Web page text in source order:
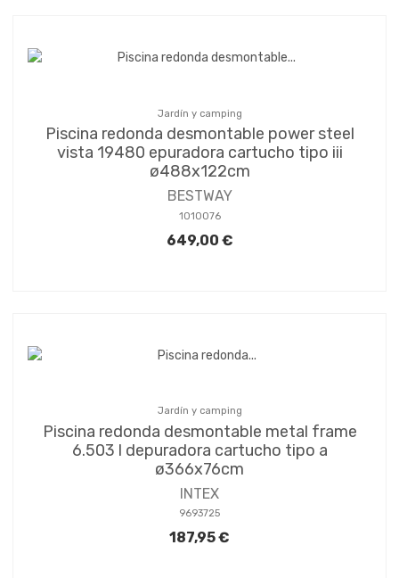
Jardín y camping
Piscina redonda desmontable power steel
vista 19480 epuradora cartucho tipo iii
ø488x122cm
BESTWAY
1010076
649,00 €
Jardín y camping
Piscina redonda desmontable metal frame
6.503 l depuradora cartucho tipo a
ø366x76cm
INTEX
9693725
187,95 €